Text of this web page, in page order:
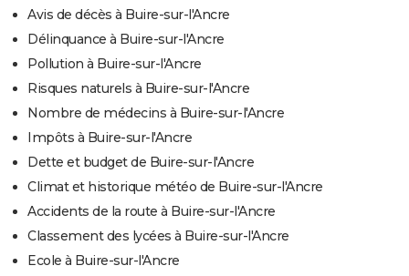
Avis de décès à Buire-sur-l'Ancre
Délinquance à Buire-sur-l'Ancre
Pollution à Buire-sur-l'Ancre
Risques naturels à Buire-sur-l'Ancre
Nombre de médecins à Buire-sur-l'Ancre
Impôts à Buire-sur-l'Ancre
Dette et budget de Buire-sur-l'Ancre
Climat et historique météo de Buire-sur-l'Ancre
Accidents de la route à Buire-sur-l'Ancre
Classement des lycées à Buire-sur-l'Ancre
Ecole à Buire-sur-l'Ancre